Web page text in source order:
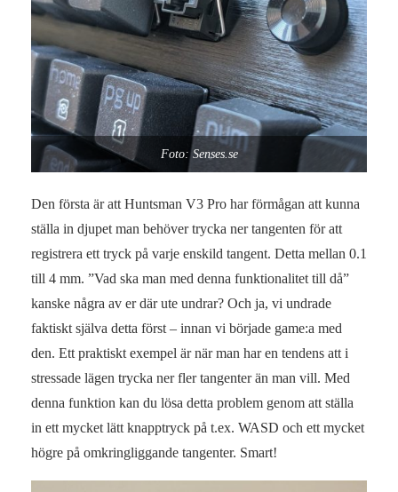
Foto: Senses.se
Den första är att Huntsman V3 Pro har förmågan att kunna
ställa in djupet man behöver trycka ner tangenten för att
registrera ett tryck på varje enskild tangent. Detta mellan 0.1
till 4 mm. ”Vad ska man med denna funktionalitet till då”
kanske några av er där ute undrar? Och ja, vi undrade
faktiskt själva detta först – innan vi började game:a med
den. Ett praktiskt exempel är när man har en tendens att i
stressade lägen trycka ner fler tangenter än man vill. Med
denna funktion kan du lösa detta problem genom att ställa
in ett mycket lätt knapptryck på t.ex. WASD och ett mycket
högre på omkringliggande tangenter. Smart!